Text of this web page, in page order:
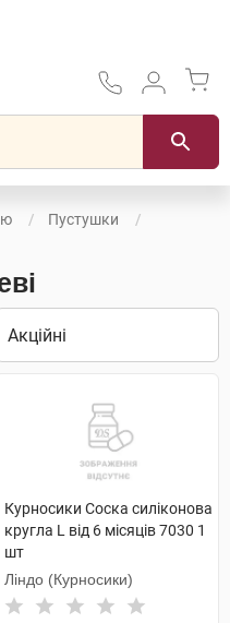
Пустушки
Курносики Соска силіконова
кругла L від 6 місяців 7030 1
шт
Ліндо (Курносики)